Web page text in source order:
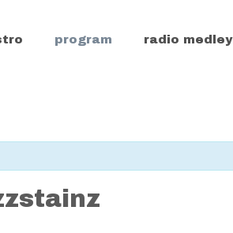
program radio medley